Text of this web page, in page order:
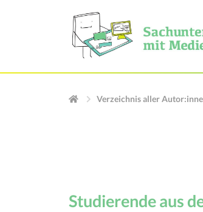
Verzeichnis aller
Studierende aus